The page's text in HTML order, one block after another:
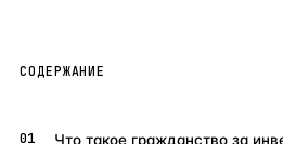
Анталия
СОДЕРЖАНИЕ
Что такое гражданство за